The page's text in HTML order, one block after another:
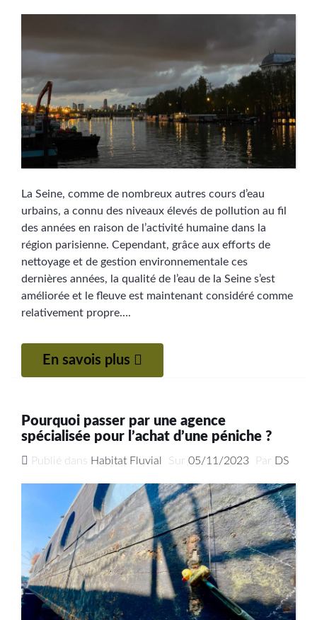
La Seine, comme de nombreux autres cours d’eau
urbains, a connu des niveaux élevés de pollution au fil
des années en raison de l’activité humaine dans la
région parisienne. Cependant, grâce aux efforts de
nettoyage et de gestion environnementale ces
dernières années, la qualité de l’eau de la Seine s’est
améliorée et le fleuve est maintenant considéré comme
relativement propre….
En savois plus
Pourquoi passer par une agence
spécialisée pour l’achat d’une péniche ?
Publié dans Habitat Fluvial Sur 05/11/2023 Par DS